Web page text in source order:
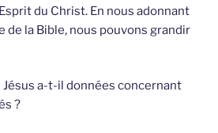
du Christ. En nous adonnant
de la Bible, nous pouvons grandir
a-t-il données concernant
?